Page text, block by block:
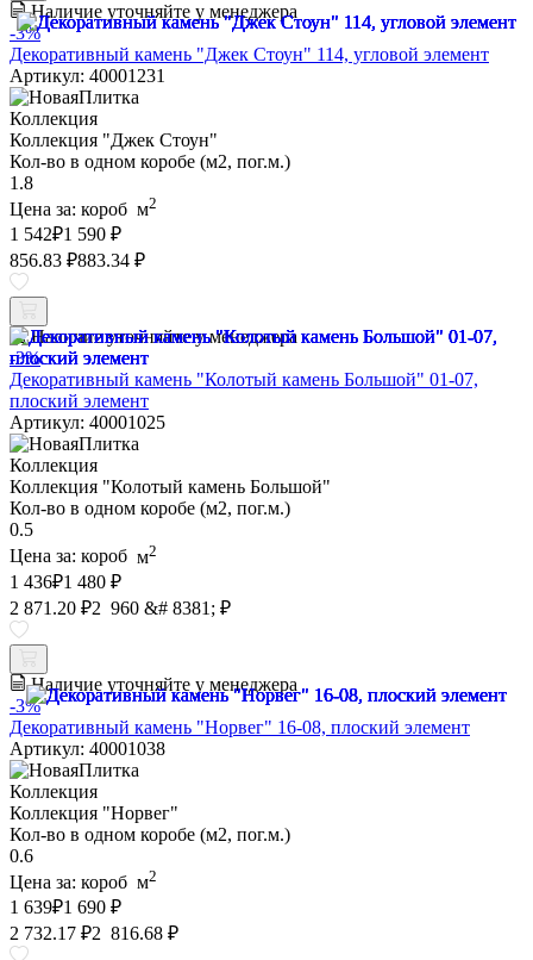
Наличие уточняйте у менеджера
-3%
Декоративный камень "Джек Стоун" 114, угловой элемент
Артикул: 40001231
Коллекция
Коллекция "Джек Стоун"
Кол-во в одном коробе (м2, пог.м.)
1.8
Цена за: короб м2
1 542₽1 590 ₽
856.83 ₽883.34 ₽
Наличие уточняйте у менеджера
-3%
Декоративный камень "Колотый камень Большой" 01-07,
плоский элемент
Артикул: 40001025
Коллекция
Коллекция "Колотый камень Большой"
Кол-во в одном коробе (м2, пог.м.)
0.5
Цена за: короб м2
1 436₽1 480 ₽
2 871.20 ₽2 960 &# 8381; ₽
Наличие уточняйте у менеджера
-3%
Декоративный камень "Норвег" 16-08, плоский элемент
Артикул: 40001038
Коллекция
Коллекция "Норвег"
Кол-во в одном коробе (м2, пог.м.)
0.6
Цена за: короб м2
1 639₽1 690 ₽
2 732.17 ₽2 816.68 ₽